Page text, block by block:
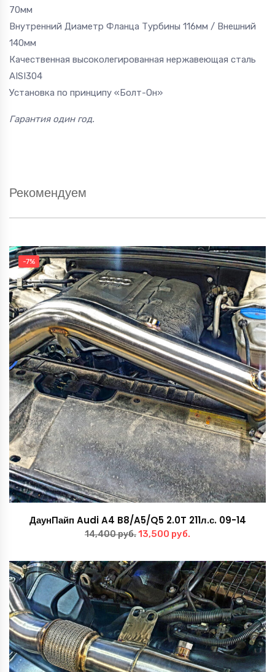
70мм
Внутренний Диаметр Фланца Турбины 116мм / Внешний
140мм
Качественная высоколегированная нержавеющая сталь
AISI304
Установка по принципу «Болт-Он»
Гарантия один год.
Рекомендуем
-7%
ДаунПайп Audi A4 B8/A5/Q5 2.0T 211л.с. 09-14
14,400руб.Первоначальная
составляла
14,400 руб..
13,500 руб.
13,500 руб..